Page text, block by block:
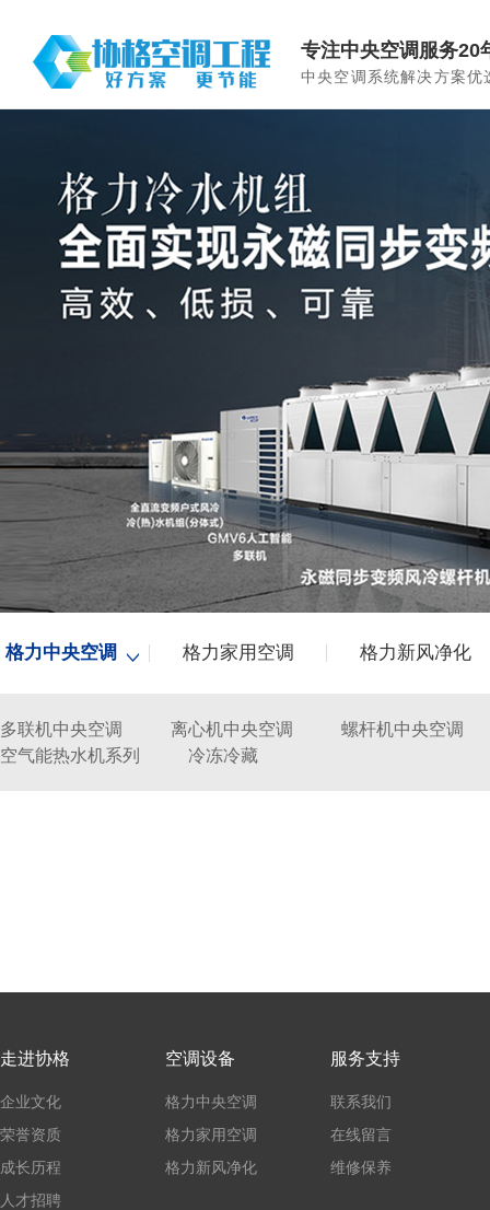
专注中央空调服务20
中央空调系统解决方案优
格力中央空调 格力家用空调 格力新风净化
多联机中央空调 离心机中央空调
螺杆机中央空调
空气能热水机系列
冷冻冷藏
走进协格
企业文化
荣誉资质
成长历程
人才招聘
空调设备
格力中央空调
格力家用空调
格力新风净化
服务支持
联系我们
在线留言
维修保养